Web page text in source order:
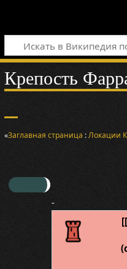
Крепость
«Заглавная страница :Локации
-